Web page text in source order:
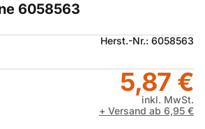
6058563
Herst.-Nr.: 6058563
5,87 €
inkl. MwSt.
+ Versand ab 6,95 €